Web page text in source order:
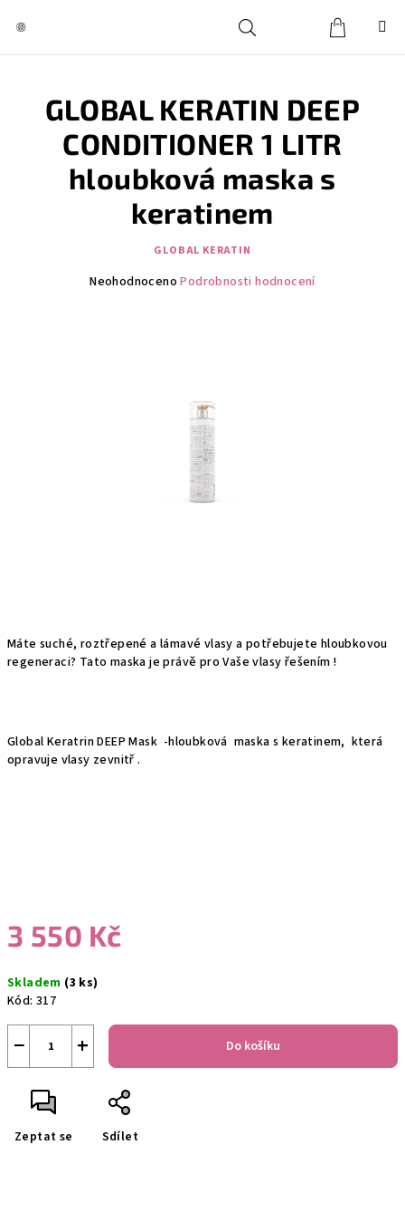
HledatPřihlášeníKošík
Máte suché, roztřepené a lámavé vlasy a potřebujete hloubkovou
regeneraci? Tato maska je právě pro Vaše vlasy řešením !
Global Keratrin DEEP Mask -hloubková maska s keratinem, která
opravuje vlasy zevnitř .
3 550 Kč
cena:
Skladem (3 ks)
Kód: 317
+
− Do košíku
Zeptat se Sdílet
GLOBAL KERATIN DEEP
CONDITIONER 1 LITR
hloubková maska s
keratinem
GLOBAL KERATIN
Průměrné
Neohodnoceno Podrobnosti hodnocení